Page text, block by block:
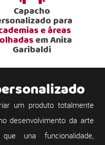
Capacho
para
e áreas
em Anita
Garibaldi
um produto totalmente
desenvolvimento da arte
una funcionalidade,